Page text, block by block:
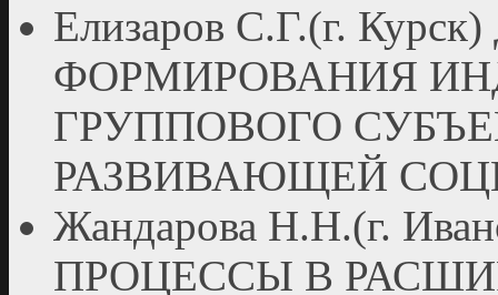
Елизаров С.Г.(г.
ФОРМИРОВАНИЯ
ГРУППОВОГО
РАЗВИВАЮЩЕЙ
Жандарова Н.Н.(г.
ПРОЦЕССЫ В